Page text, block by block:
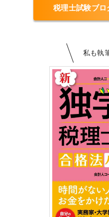
税理士試験ブ
私も執